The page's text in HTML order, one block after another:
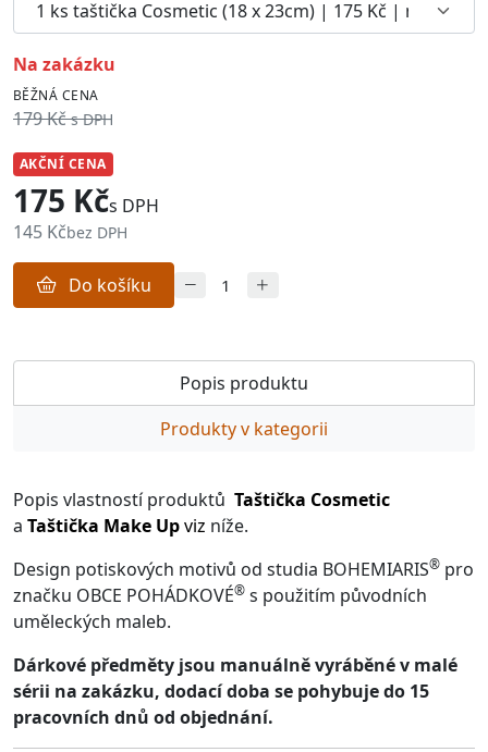
na zakázku
BĚŽNÁ CENA
179 Kč s DPH
AKČNÍ CENA
175 Kčs DPH
145 Kčbez DPH
Do košíku
Popis produktu
Produkty v kategorii
Popis vlastností produktů Taštička Cosmetic
a Taštička Make Upviz níže.
Design potiskových motivů od studia BOHEMIARIS® pro
značku OBCE POHÁDKOVÉ® s použitím původních
uměleckých maleb.
Dárkové předměty jsou manuálně vyráběné v malé
sérii na zakázku, dodací doba se pohybuje do 15
pracovních dnů od objednání.